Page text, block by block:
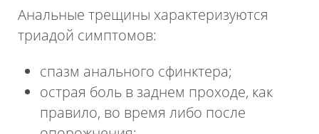
Анальные трещины характеризуются
триадой симптомов:
спазм анального сфинктера;
острая боль в заднем проходе, как
правило, во время либо после